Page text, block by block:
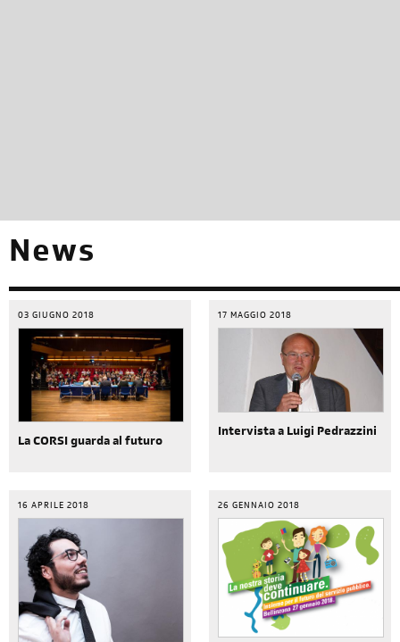
News
03 GIUGNO 2018
La CORSI guarda al futuro
17 MAGGIO 2018
Intervista a Luigi Pedrazzini
16 APRILE 2018 26 GENNAIO 2018